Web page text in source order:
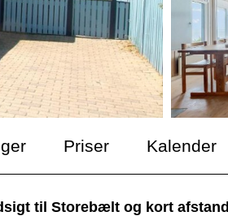
Priser Kalender
til Storebælt og kort